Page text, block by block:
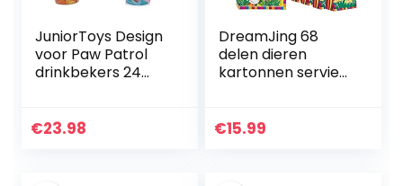
JuniorToys Design
voor Paw Patrol
drinkbekers 24
feestjes en
€23.98
DreamJing 68
delen dieren
kartonnen servies
jungle verjaardag
€15.99